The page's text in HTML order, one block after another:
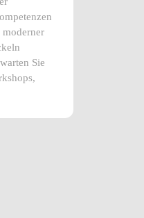
moderner
Sie